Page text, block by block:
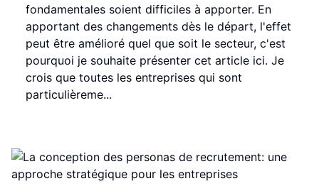
fondamentales soient difficiles à apporter. En
apportant des changements dès le départ, l'effet
peut être amélioré quel que soit le secteur, c'est
pourquoi je souhaite présenter cet article ici. Je
crois que toutes les entreprises qui sont
particulièreme...